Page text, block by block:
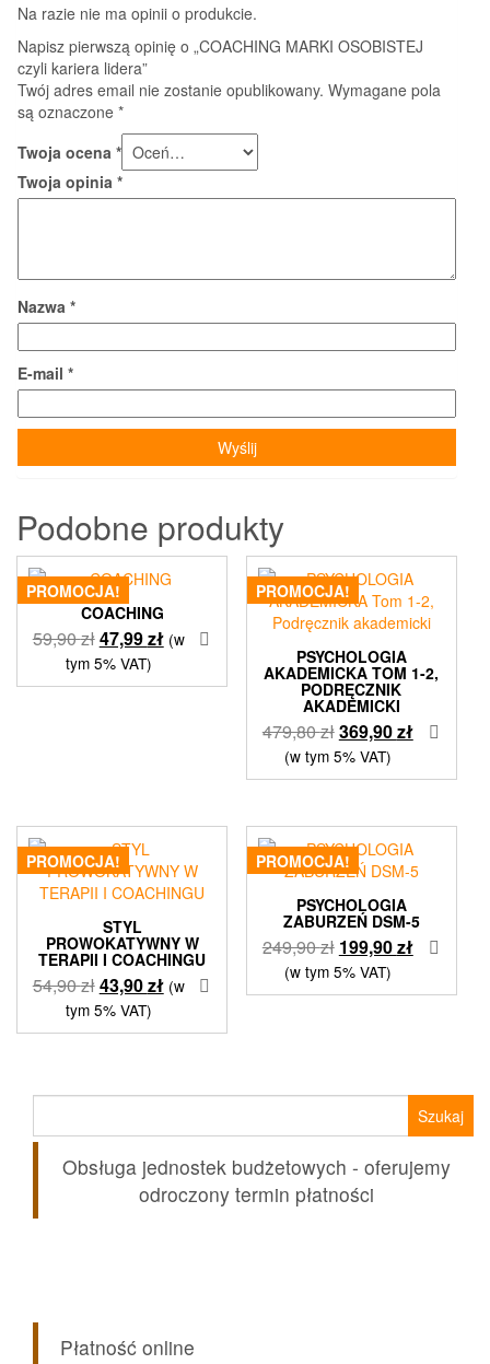
Na razie nie ma opinii o produkcie.
Napisz pierwszą opinię o „COACHING MARKI OSOBISTEJ
czyli kariera lidera”
Twój adres email nie zostanie opublikowany. Wymagane pola
są oznaczone *
Twoja ocena *
Twoja opinia *
Nazwa *
E-mail *
Podobne produkty
PROMOCJA!
COACHING
59,90złPierwotna
cena
wynosiła:
47,99złAktualna
wynosi:
(w
tym 5% VAT)
PROMOCJA!
PSYCHOLOGIA
AKADEMICKA TOM 1-2,
PODRĘCZNIK
AKADEMICKI
479,80złPierwotna
cena
wynosiła:
369,90złAktualna
wynosi:
(w tym 5% VAT)
PROMOCJA!
STYL
PROWOKATYWNY W
TERAPII I COACHINGU
54,90złPierwotna
cena
wynosiła:
43,90złAktualna
wynosi:
(w
tym 5% VAT)
PROMOCJA!
PSYCHOLOGIA
ZABURZEŃ DSM-5
249,90zł Pierwotna
cena
wynosiła:
199,90złAktualna
wynosi:
(w tym 5% VAT)
Obsługa jednostek budżetowych - oferujemy
odroczony termin płatności
Płatność online